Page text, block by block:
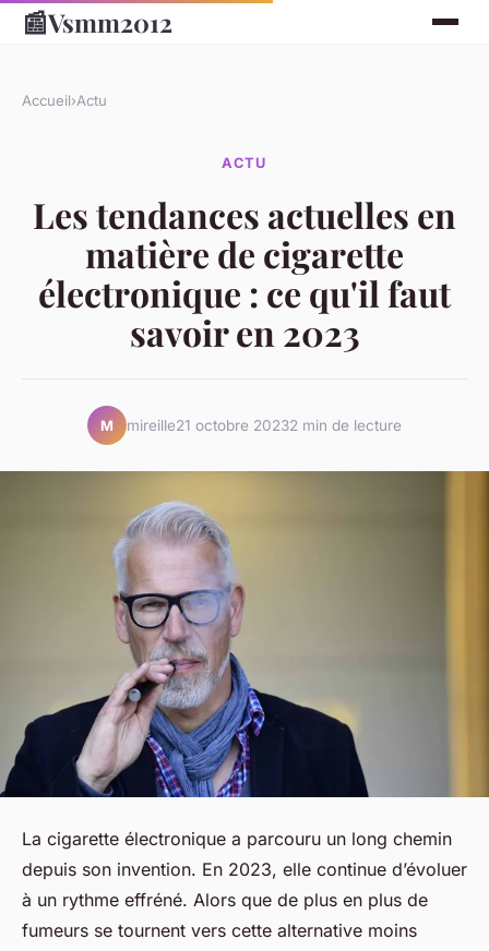
📰Vsmm2012
Accueil›Actu
ACTU
Les tendances actuelles en
matière de cigarette
électronique : ce qu'il faut
savoir en 2023
M mireille21 octobre 20232 min de lecture
La cigarette électronique a parcouru un long chemin
depuis son invention. En 2023, elle continue d’évoluer
à un rythme effréné. Alors que de plus en plus de
fumeurs se tournent vers cette alternative moins